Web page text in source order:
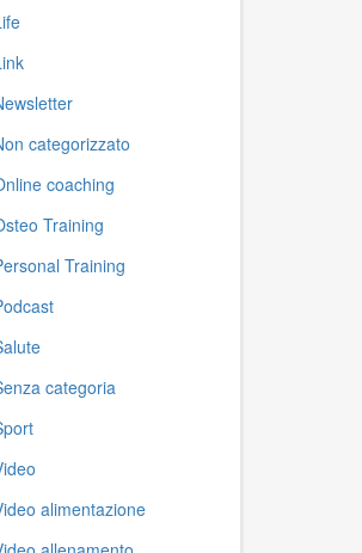
categorizzato
coaching
Training
Training
categoria
alimentazione